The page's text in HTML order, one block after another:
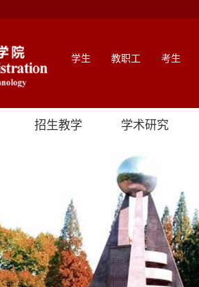
学生 教职工 考生
招生教学 学术研究